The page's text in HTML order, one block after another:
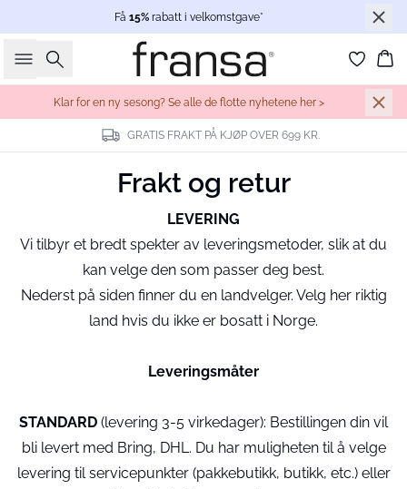
Få 15% rabatt i velkomstgave*
Søk
Klar for en ny sesong? Se alle de flotte nyhetene her >
GRATIS FRAKT PÅ KJØP OVER 699 KR.
Frakt og retur
LEVERING
Vi tilbyr et bredt spekter av leveringsmetoder, slik at du
kan velge den som passer deg best.
Nederst på siden finner du en landvelger. Velg her riktig
land hvis du ikke er bosatt i Norge.
Leveringsmåter
STANDARD (levering 3-5 virkedager): Bestillingen din vil
bli levert med Bring, DHL. Du har muligheten til å velge
levering til servicepunkter (pakkebutikk, butikk, etc.) eller